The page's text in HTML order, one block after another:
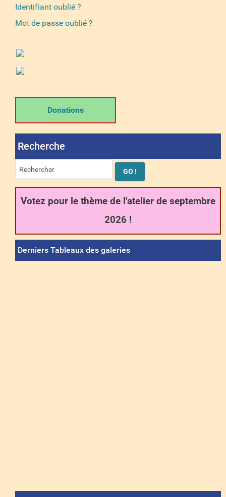
Identifiant oublié ?
Mot de passe oublié ?
Donations
Recherche
Votez pour le thème de l'atelier de septembre
2026 !
Derniers Tableaux des galeries